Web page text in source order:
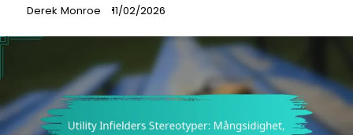
Derek Monroe 11/02/2026